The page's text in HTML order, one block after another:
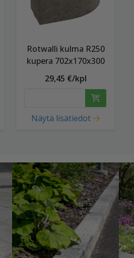
Rotwalli kulma R250
kupera 702x170x300
29,45 €/kpl
Näytä lisätiedot